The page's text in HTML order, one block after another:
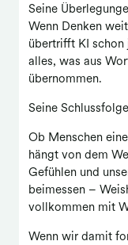
Seine
Wenn Denken
übertrifft KI schon
alles, was aus
übernommen.
Seine
Ob Menschen
hängt von dem
Gefühlen und
beimessen –
vollkommen mit
Wenn wir damit